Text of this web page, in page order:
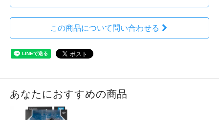
この商品について問い合わせる
あなたにおすすめの商品